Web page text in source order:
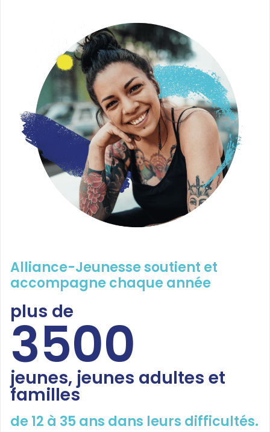
Alliance-Jeunesse soutient et
accompagne chaque année
plus de
3500
jeunes, jeunes adultes et
familles
de 12 à 35 ans dans leurs difficultés.